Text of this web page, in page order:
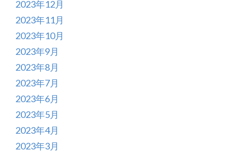
2023年12月
2023年11月
2023年10月
2023年9月
2023年8月
2023年7月
2023年6月
2023年5月
2023年4月
2023年3月